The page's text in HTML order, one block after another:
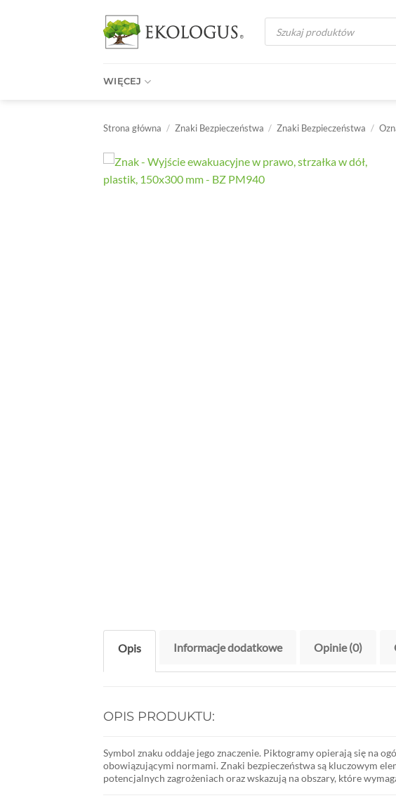
Wyszukiwarka
produktów
WIĘCEJ
Strona główna / Znaki Bezpieczeństwa / Znaki Bezpieczeństwa /
Opis Informacje dodatkowe Opinie (0)
OPIS PRODUKTU:
Symbol znaku oddaje jego znaczenie. Piktogramy opierają się na
obowiązującymi normami. Znaki bezpieczeństwa są kluczowym
potencjalnych zagrożeniach oraz wskazują na obszary, które